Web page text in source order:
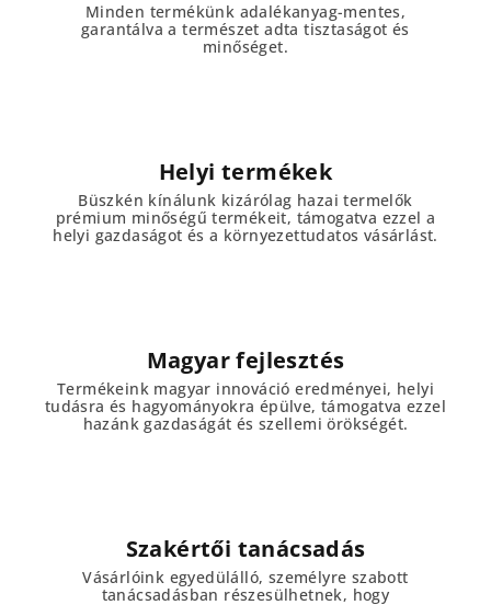
Minden termékünk adalékanyag-mentes,
garantálva a természet adta tisztaságot és
minőséget.
Helyi termékek
Büszkén kínálunk kizárólag hazai termelők
prémium minőségű termékeit, támogatva ezzel a
helyi gazdaságot és a környezettudatos vásárlást.
Magyar fejlesztés
Termékeink magyar innováció eredményei, helyi
tudásra és hagyományokra épülve, támogatva ezzel
hazánk gazdaságát és szellemi örökségét.
Szakértői tanácsadás
Vásárlóink egyedülálló, személyre szabott
tanácsadásban részesülhetnek, hogy